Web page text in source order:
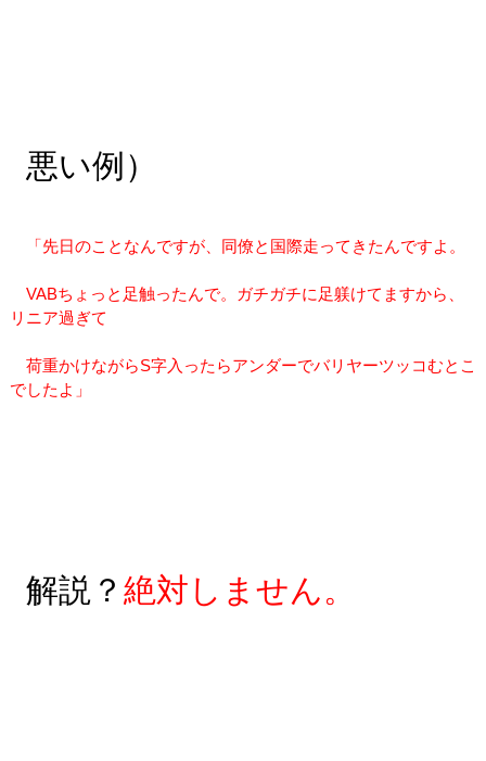
悪い例）
「先日のことなんですが、同僚と国際走ってきたんですよ。
VABちょっと足触ったんで。ガチガチに足躾けてますから、
リニア過ぎて
荷重かけながらS字入ったらアンダーでバリヤーツッコむとこ
でしたよ」
解説？ 絶対しません。